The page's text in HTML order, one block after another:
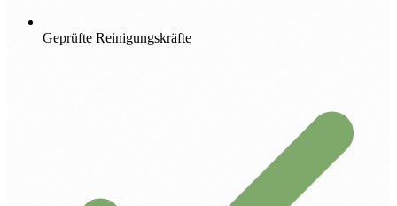
Geprüfte Reinigungskräfte